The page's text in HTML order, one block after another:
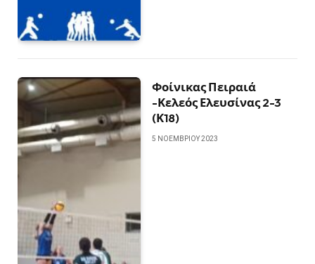
Φοίνικας Πειραιά
-Κελεός Ελευσίνας 2-3
(Κ18)
5 ΝΟΕΜΒΡΊΟΥ 2023